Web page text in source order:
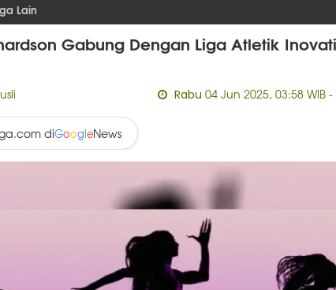
Lain
Gabung Dengan Liga Atletik
Rabu 04 Jun 2025, 03:58 WIB-
diGoogleNews